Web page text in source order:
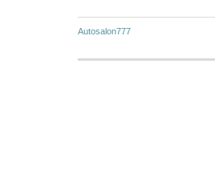
Autosalon777